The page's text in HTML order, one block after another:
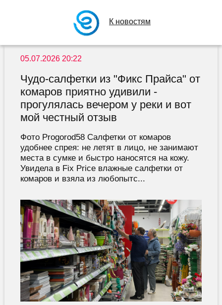
К новостям
05.07.2026 20:22
Чудо-салфетки из "Фикс Прайса" от
комаров приятно удивили -
прогулялась вечером у реки и вот
мой честный отзыв
Фото Progorod58 Салфетки от комаров
удобнее спрея: не летят в лицо, не занимают
места в сумке и быстро наносятся на кожу.
Увидела в Fix Price влажные салфетки от
комаров и взяла из любопытс...